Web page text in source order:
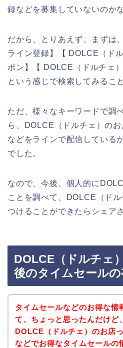
録などを募集していないのか
だから、とりあえず、まずは
ライン登録】【 DOLCE（ド
ポン】【 DOLCE（ドルチェ
という感じで検索してみるこ
ただ、様々なキーワードで調
ら、DOLCE（ドルチェ）の
などをラインで配信している
でした。
なので、今後、個人的に
ことを調べて、DOLCE（ド
つけることができたらシェア
DOLCE（ドルチェ
後のタイムセール
タイムセールなどのお得な情
て、ちょっと思ったんだけど、
DOLCE（ドルチェ）のお店
などでお得なタイムセールの